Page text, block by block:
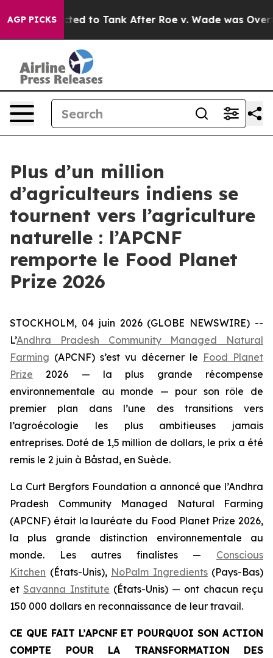
AGP PICKS
Expected to Tank After Roe v. Wade was
Plus d’un million
d’agriculteurs indiens se
tournent vers l’agriculture
naturelle : l’APCNF
remporte le Food Planet
Prize 2026
STOCKHOLM, 04 juin 2026 (GLOBE NEWSWIRE) --
L’Andhra Pradesh Community Managed Natural
Farming (APCNF) s’est vu décerner le Food Planet
Prize 2026 — la plus grande récompense
environnementale au monde — pour son rôle de
premier plan dans l’une des transitions vers
l’agroécologie les plus ambitieuses
jamais
entreprises. Doté de 1,5 million de dollars, le prix a été
remis le 2 juin à Båstad, en Suède.
La Curt Bergfors Foundation a annoncé que l’Andhra
Pradesh Community Managed Natural Farming
(APCNF) était la lauréate du Food Planet Prize 2026,
la plus grande distinction environnementale au
monde. Les autres finalistes— Conscious
Kitchen (États-Unis), NoPalm Ingredients(Pays-Bas)
etSavanna Institute (États-Unis) — ont chacun reçu
150 000 dollars en reconnaissance de leur travail.
CE QUE FAIT L’APCNF ET POURQUOI SON ACTION
COMPTE POUR LA TRANSFORMATION DES